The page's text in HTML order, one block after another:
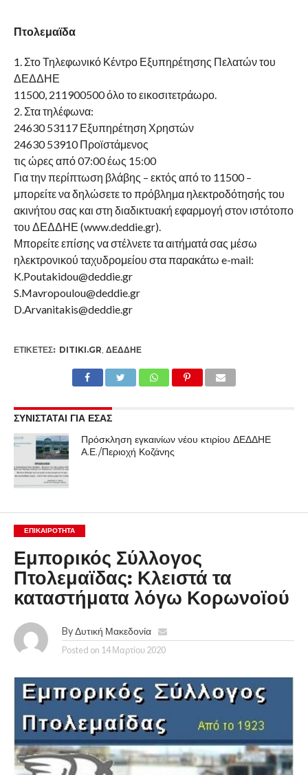
Πτολεμαϊδα
1. Στο Τηλεφωνικό Κέντρο Εξυπηρέτησης Πελατών του
ΔΕΔΔΗΕ
11500, 211900500 όλο το εικοσιτετράωρο.
2. Στα τηλέφωνα:
24630 53117 Εξυπηρέτηση Χρηστών
24630 53910 Προϊστάμενος
τις ώρες από 07:00 έως 15:00
Για την περίπτωση βλάβης – εκτός από το 11500 –
μπορείτε να δηλώσετε το πρόβλημα ηλεκτροδότησής του
ακινήτου σας και στη διαδικτυακή εφαρμογή στον ιστότοπο
του ΔΕΔΔΗΕ (www.deddie.gr).
Μπορείτε επίσης να στέλνετε τα αιτήματά σας μέσω
ηλεκτρονικού ταχυδρομείου στα παρακάτω e-mail:
K.Poutakidou@deddie.gr
S.Mavropoulou@deddie.gr
D.Arvanitakis@deddie.gr
ΕΤΙΚΕΤΕΣ: DITIKI.GR, ΔΕΔΔΗΕ
ΣΥΝΙΣΤΑΤΑΙ ΓΙΑ ΕΣΑΣ
Πρόσκληση εγκαινίων νέου κτιρίου ΔΕΔΔΗΕ
Α.Ε./Περιοχή Κοζάνης
ΕΠΙΚΑΙΡΟΤΗΤΑ
Εμπορικός Σύλλογος
Πτολεμαϊδας: Κλειστά τα
καταστήματα λόγω Κορωνοϊού
By Δυτική Μακεδονία
Posted on 14 Μαρτίου 2020